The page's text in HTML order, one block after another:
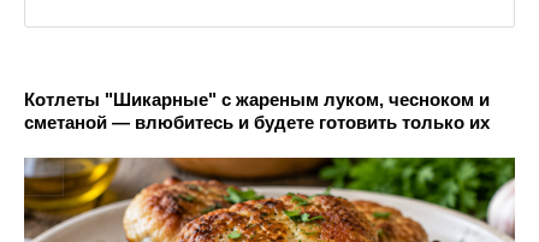
Котлеты "Шикарные" с жареным луком, чесноком и
сметаной — влюбитесь и будете готовить только их